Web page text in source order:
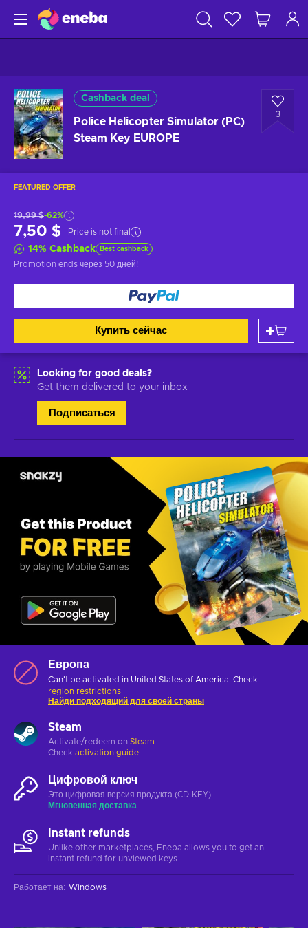
Cashback deal
Police Helicopter Simulator (PC)
Steam Key EUROPE
3
FEATURED OFFER
19,99 $-62%
7,50 $ Price is not final
14% Cashback Best cashback
Promotion ends через 50 дней!
Купить сейчас
Looking for good deals?
Get them delivered to your inbox
Подписаться
Европа
Can't be activated in United States of America. Check
region restrictions
Найди подходящий для своей страны
Steam
Activate/redeem on Steam
Check activation guide
Цифровой ключ
Это цифровая версия продукта (CD-KEY)
Мгновенная доставка
Instant refunds
Unlike other marketplaces, Eneba allows you to get an
instant refund for unviewed keys.
Работает на: Windows